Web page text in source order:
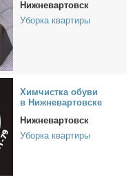
Нижневартовск
Уборка квартиры
Хим­чист­ка обу­ви
в Ниж­не­вар­тов­ске
Нижневартовск
Уборка квартиры